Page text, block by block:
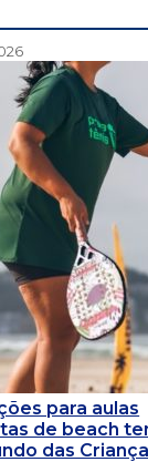
para aulas
de beach
das